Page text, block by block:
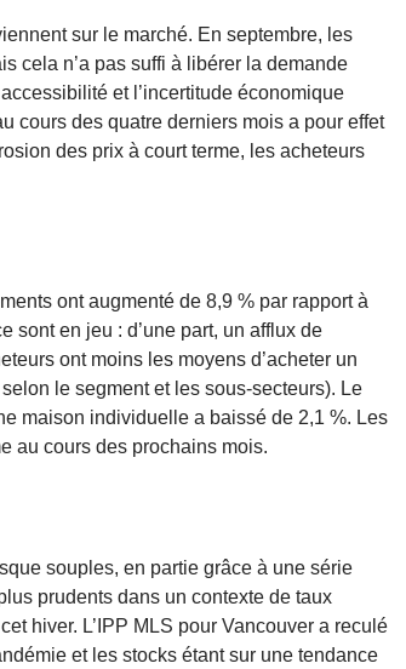
sur le marché. En septembre, les
cela n’a pas suffi à libérer la demande
et l’incertitude économique
cours des quatre derniers mois a pour effet
des prix à court terme, les acheteurs
ont augmenté de 8,9 % par rapport à
sont en jeu : d’une part, un afflux de
ont moins les moyens d’acheter un
le segment et les sous-secteurs). Le
maison individuelle a baissé de 2,1 %. Les
au cours des prochains mois.
souples, en partie grâce à une série
prudents dans un contexte de taux
hiver. L’IPP MLS pour Vancouver a reculé
et les stocks étant sur une tendance